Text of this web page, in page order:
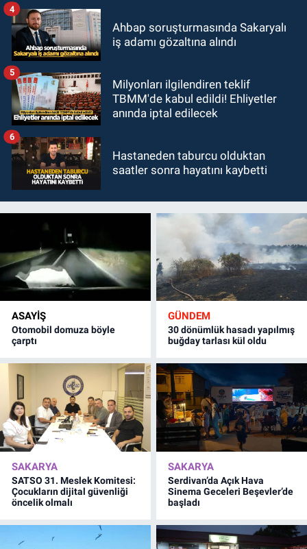
Ahbap soruşturmasında Sakaryalı
iş adamı gözaltına alındı
4
Milyonları ilgilendiren teklif
TBMM'de kabul edildi! Ehliyetler
anında iptal edilecek
5
Hastaneden taburcu olduktan
saatler sonra hayatını kaybetti
6
ASAYİŞ
Otomobil domuza böyle
çarptı
GÜNDEM
30 dönümlük hasadı yapılmış
buğday tarlası kül oldu
SAKARYA
SATSO 31. Meslek Komitesi:
Çocukların dijital güvenliği
öncelik olmalı
SAKARYA
Serdivan’da Açık Hava
Sinema Geceleri Beşevler’de
başladı